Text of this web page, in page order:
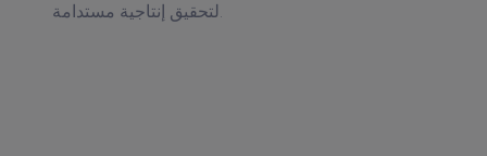
لتحقيق إنتاجية مستدامة.